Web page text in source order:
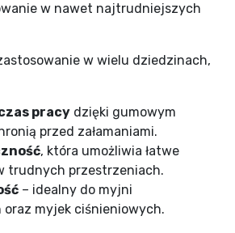
w nawet najtrudniejszych
w wielu dziedzinach,
pracy dzięki gumowym
przed załamaniami.
, która umożliwia łatwe
trudnych przestrzeniach.
– idealny do myjni
oraz myjek ciśnieniowych.